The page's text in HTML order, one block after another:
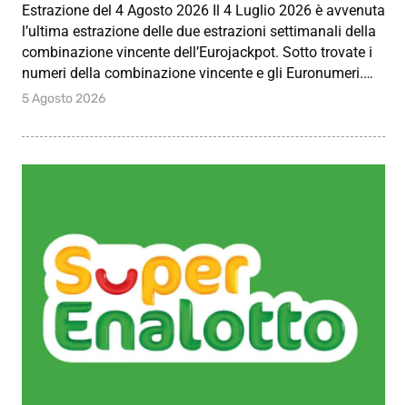
Estrazione del 4 Agosto 2026 Il 4 Luglio 2026 è avvenuta
l’ultima estrazione delle due estrazioni settimanali della
combinazione vincente dell’Eurojackpot. Sotto trovate i
numeri della combinazione vincente e gli Euronumeri.…
5 Agosto 2026